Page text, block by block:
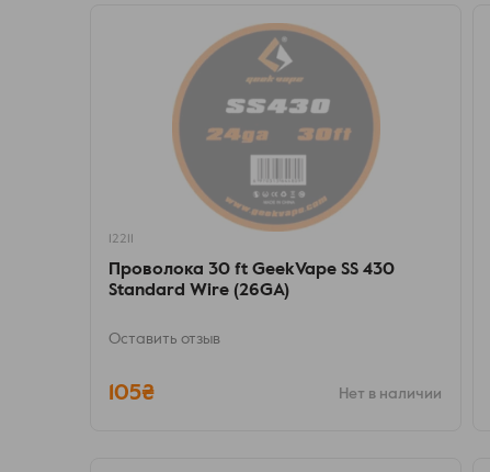
12211
Проволока 30 ft GeekVape SS 430
Standard Wire (26GA)
Оставить отзыв
105₴ Нет в наличии